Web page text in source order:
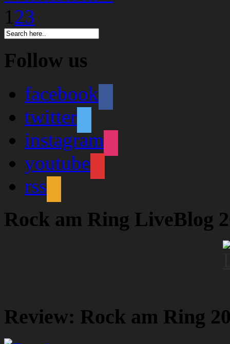
1 23
Follow us
facebook
twitter
instagram
youtube
rss
Rock am Ring LiveBlog
Review: Rock am Ring